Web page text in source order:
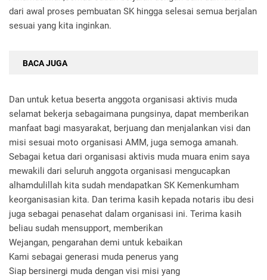
dari awal proses pembuatan SK hingga selesai semua berjalan
sesuai yang kita inginkan.
BACA JUGA
Dan untuk ketua beserta anggota organisasi aktivis muda
selamat bekerja sebagaimana pungsinya, dapat memberikan
manfaat bagi masyarakat, berjuang dan menjalankan visi dan
misi sesuai moto organisasi AMM, juga semoga amanah.
Sebagai ketua dari organisasi aktivis muda muara enim saya
mewakili dari seluruh anggota organisasi mengucapkan
alhamdulillah kita sudah mendapatkan SK Kemenkumham
keorganisasian kita. Dan terima kasih kepada notaris ibu desi
juga sebagai penasehat dalam organisasi ini. Terima kasih
beliau sudah mensupport, memberikan
Wejangan, pengarahan demi untuk kebaikan
Kami sebagai generasi muda penerus yang
Siap bersinergi muda dengan visi misi yang